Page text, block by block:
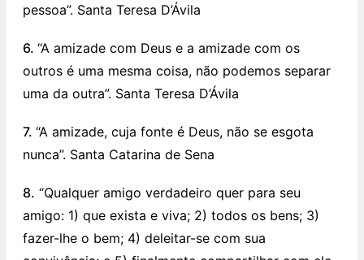
pessoa”. Santa Teresa D’Ávila
6. “A amizade com Deus e a amizade com os
outros é uma mesma coisa, não podemos separar
uma da outra”. Santa Teresa D’Ávila
7. “A amizade, cuja fonte é Deus, não se esgota
nunca”. Santa Catarina de Sena
8. “Qualquer amigo verdadeiro quer para seu
amigo: 1) que exista e viva; 2) todos os bens; 3)
fazer-lhe o bem; 4) deleitar-se com sua